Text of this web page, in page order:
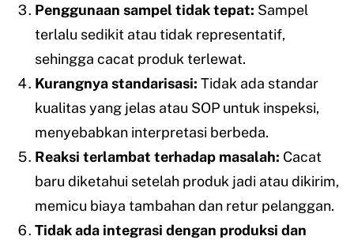
Penggunaan sampel tidak tepat: Sampel
terlalu sedikit atau tidak representatif,
sehingga cacat produk terlewat.
Kurangnya standarisasi: Tidak ada standar
kualitas yang jelas atau SOP untuk inspeksi,
menyebabkan interpretasi berbeda.
Reaksi terlambat terhadap masalah: Cacat
baru diketahui setelah produk jadi atau dikirim,
memicu biaya tambahan dan retur pelanggan.
Tidak ada integrasi dengan produksi dan